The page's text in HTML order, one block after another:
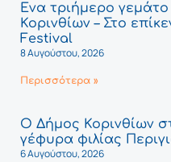
Ένα τριήμερο
Κορινθίων – Στο
Festival
8 Αυγούστου, 2026
Περισσότερα »
Ο Δήμος Κορινθίων
γέφυρα φιλίας
6 Αυγούστου, 2026